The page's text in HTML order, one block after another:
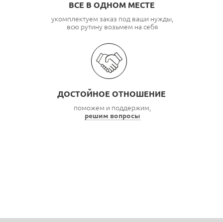
ВСЕ В ОДНОМ МЕСТЕ
укомплектуем заказ под ваши нужды,
всю рутину возьмем на себя
ДОСТОЙНОЕ ОТНОШЕНИЕ
поможем и поддержим,
решим вопросы